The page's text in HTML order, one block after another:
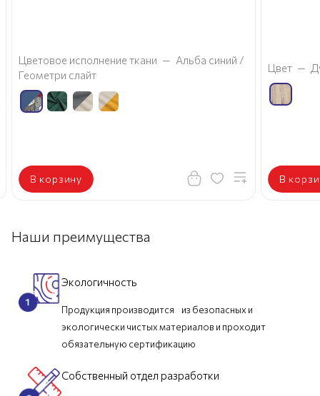
Цветовое исполнение ткани — Альба синий /
Геометри слайт
В корзину
Цвет —
В
Наши преимущества
Экологичность
Продукция производится из безопасных и
экологически чистых материалов и проходит
обязательную сертификацию
Собственный отдел разработки